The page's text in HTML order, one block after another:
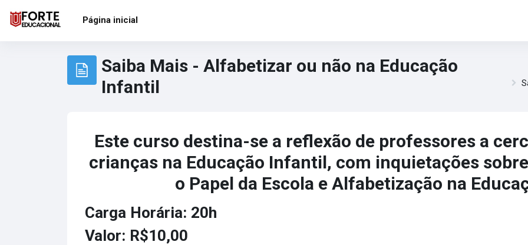
Página inicial
Saiba Mais - Alfabetizar ou não na Educação
Infantil
Este curso destina-se a reflexão de professores a
crianças na Educação Infantil, com inquietações
o Papel da Escola e Alfabetização na
Carga Horária: 20h
Valor: R$10,00